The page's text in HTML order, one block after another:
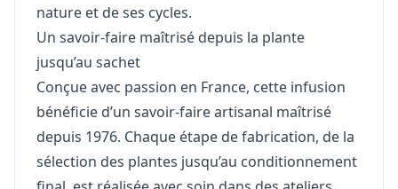
nature et de ses cycles.
Un savoir-faire maîtrisé depuis la plante
jusqu’au sachet
Conçue avec passion en France, cette infusion
bénéficie d’un savoir-faire artisanal maîtrisé
depuis 1976. Chaque étape de fabrication, de la
sélection des plantes jusqu’au conditionnement